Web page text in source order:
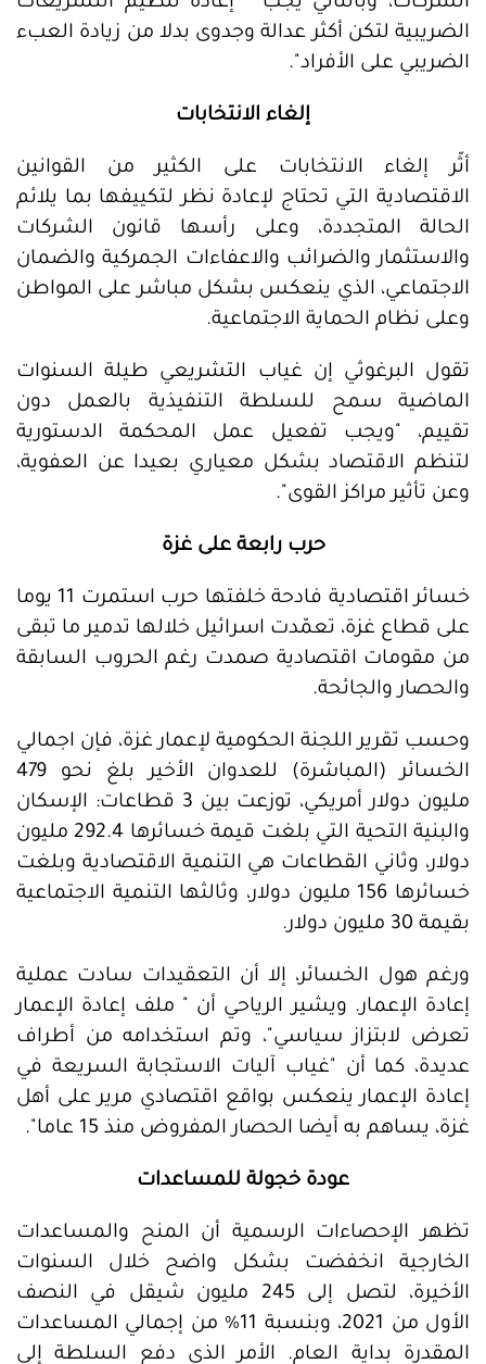
الضريبية لتكن أكثر عدالة وجدوى بدلا من زيادة العبء
الضريبي على الأفراد".
إلغاء الانتخابات
أثّر إلغاء الانتخابات على الكثير من القوانين
الاقتصادية التي تحتاج لإعادة نظر لتكييفها بما يلائم
الحالة المتجددة، وعلى رأسها قانون الشركات
والاستثمار والضرائب والاعفاءات الجمركية والضمان
الاجتماعي، الذي ينعكس بشكل مباشر على المواطن
وعلى نظام الحماية الاجتماعية.
تقول البرغوثي إن غياب التشريعي طيلة السنوات
الماضية سمح للسلطة التنفيذية بالعمل دون
تقييم، "ويجب تفعيل عمل المحكمة الدستورية
لتنظم الاقتصاد بشكل معياري بعيدا عن العفوية،
وعن تأثير مراكز القوى".
حرب رابعة على غزة
خسائر اقتصادية فادحة خلفتها حرب استمرت 11 يوما
على قطاع غزة، تعمّدت اسرائيل خلالها تدمير ما تبقى
من مقومات اقتصادية صمدت رغم الحروب السابقة
والحصار والجائحة.
وحسب تقرير اللجنة الحكومية لإعمار غزة، فإن اجمالي
الخسائر (المباشرة) للعدوان الأخير بلغ نحو 479
مليون دولار أمريكي، توزعت بين 3 قطاعات: الإسكان
والبنية التحية التي بلغت قيمة خسائرها 292.4 مليون
دولار، وثاني القطاعات هي التنمية الاقتصادية وبلغت
خسائرها 156 مليون دولار، وثالثها التنمية الاجتماعية
بقيمة 30 مليون دولار.
ورغم هول الخسائر، إلا أن التعقيدات سادت عملية
إعادة الإعمار. ويشير الرياحي أن " ملف إعادة الإعمار
تعرض لابتزاز سياسي"، وتم استخدامه من أطراف
عديدة، كما أن "غياب آليات الاستجابة السريعة في
إعادة الإعمار ينعكس بواقع اقتصادي مرير على أهل
غزة، يساهم به أيضا الحصار المفروض منذ 15 عاما".
عودة خجولة للمساعدات
تظهر الإحصاءات الرسمية أن المنح والمساعدات
الخارجية انخفضت بشكل واضح خلال السنوات
الأخيرة، لتصل إلى 245 مليون شيقل في النصف
الأول من 2021، وبنسبة 11% من إجمالي المساعدات
المقدرة بداية العام. الأمر الذي دفع السلطة إلى